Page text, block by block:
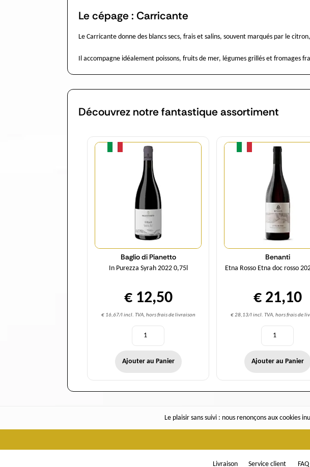
Le cépage : Carricante
Le Carricante donne des blancs secs, frais et salins, souvent marqués par le
Il accompagne idéalement poissons, fruits de mer, légumes grillés et fromages
Découvrez notre fantastique assortiment
Baglio di Pianetto
In Purezza Syrah 2022 0,75l
€ 12,50
€ 16,67/l incl. TVA, hors frais de livraison
Quantité
Ajouter au Panier
Benanti
Etna Rosso Etna doc rosso
€ 21,10
€ 28,13/l incl. TVA, hors frais de
Quantité
Ajouter au Panier
Le plaisir sans suivi : nous renonçons aux cookies
Livraison Service client FAQ